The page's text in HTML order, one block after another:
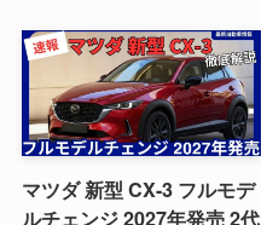
マツダ 新型 CX-3 フルモデ
ルチェンジ 2027年発売 2代